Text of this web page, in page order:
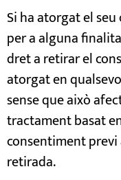
Si ha atorgat el
per a alguna
dret a retirar el
atorgat en
sense que això
tractament basat
consentiment previ
retirada.